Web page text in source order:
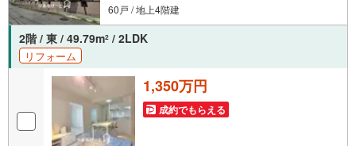
60戸 / 地上4階建
2階 / 東 / 49.79m2 / 2LDK
リフォーム
1,350万円
成約でもらえる